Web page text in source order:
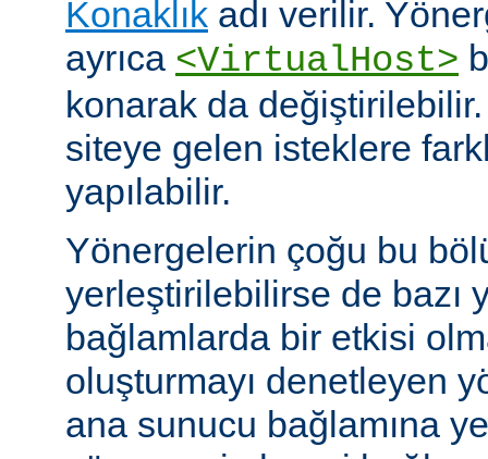
Konaklık adı verilir.
ayrıca <VirtualHost>
konarak da
siteye gelen isteklere
yapılabilir.
Yönergelerin çoğu bu
yerleştirilebilirse de bazı
bağlamlarda bir etkisi
oluşturmayı denetleyen
ana sunucu bağlamına